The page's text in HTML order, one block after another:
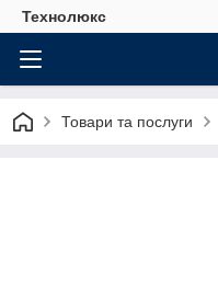
Технолюкс
Товари та послуги